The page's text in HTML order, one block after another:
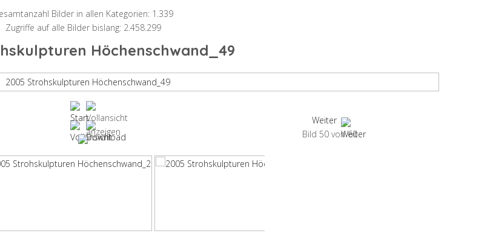
Bilder in allen Kategorien: 1.339
Zugriffe auf alle Bilder bislang: 2.458.299
Höchenschwand_49
Weiter
Bild 50 von 60